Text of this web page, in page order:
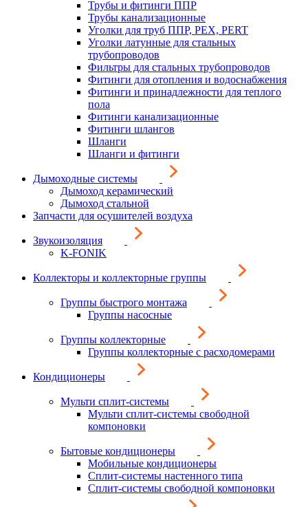
Трубы и фитинги ППР
Трубы канализационные
Уголки для труб ППР, PEX, PERT
Уголки латунные для стальных
трубопроводов
Фильтры для стальных трубопроводов
Фитинги для отопления и водоснабжения
Фитинги и принадлежности для теплого
пола
Фитинги канализационные
Фитинги шлангов
Шланги
Шланги и фитинги
Дымоходные системы
Дымоход керамический
Дымоход стальной
Запчасти для осушителей воздуха
Звукоизоляция
K-FONIK
Коллекторы и коллекторные группы
Группы быстрого монтажа
Группы насосные
Группы коллекторные
Группы коллекторные с расходомерами
Кондиционеры
Мульти сплит-системы
Мульти сплит-системы свободной
компоновки
Бытовые кондиционеры
Мобильные кондиционеры
Сплит-системы настенного типа
Сплит-системы свободной компоновки